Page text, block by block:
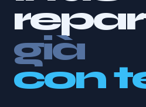
già